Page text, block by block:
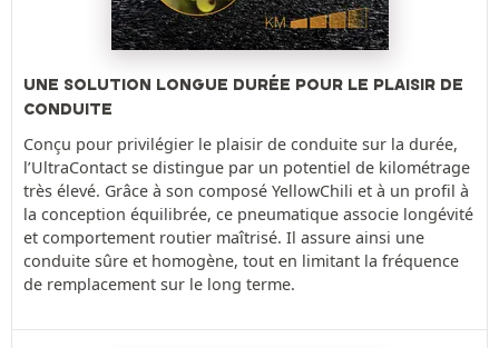
UNE SOLUTION LONGUE DURÉE POUR LE PLAISIR DE
CONDUITE
Conçu pour privilégier le plaisir de conduite sur la durée,
l’UltraContact se distingue par un potentiel de kilométrage
très élevé. Grâce à son composé YellowChili et à un profil à
la conception équilibrée, ce pneumatique associe longévité
et comportement routier maîtrisé. Il assure ainsi une
conduite sûre et homogène, tout en limitant la fréquence
de remplacement sur le long terme.